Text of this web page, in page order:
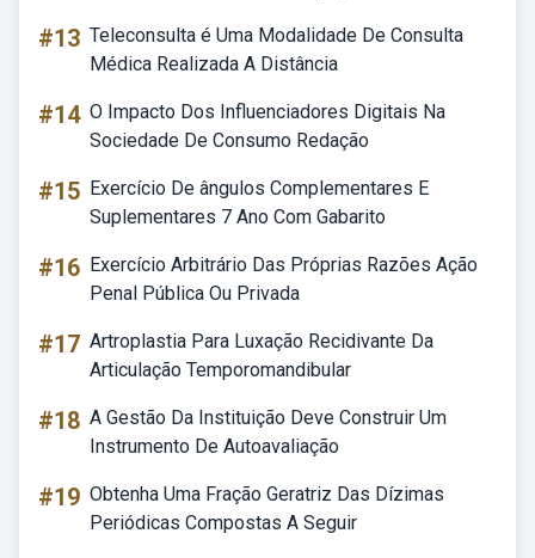
#13 Teleconsulta é Uma Modalidade De Consulta
Médica Realizada A Distância
#14 O Impacto Dos Influenciadores Digitais Na
Sociedade De Consumo Redação
#15 Exercício De ângulos Complementares E
Suplementares 7 Ano Com Gabarito
#16 Exercício Arbitrário Das Próprias Razões Ação
Penal Pública Ou Privada
#17 Artroplastia Para Luxação Recidivante Da
Articulação Temporomandibular
#18 A Gestão Da Instituição Deve Construir Um
Instrumento De Autoavaliação
#19 Obtenha Uma Fração Geratriz Das Dízimas
Periódicas Compostas A Seguir